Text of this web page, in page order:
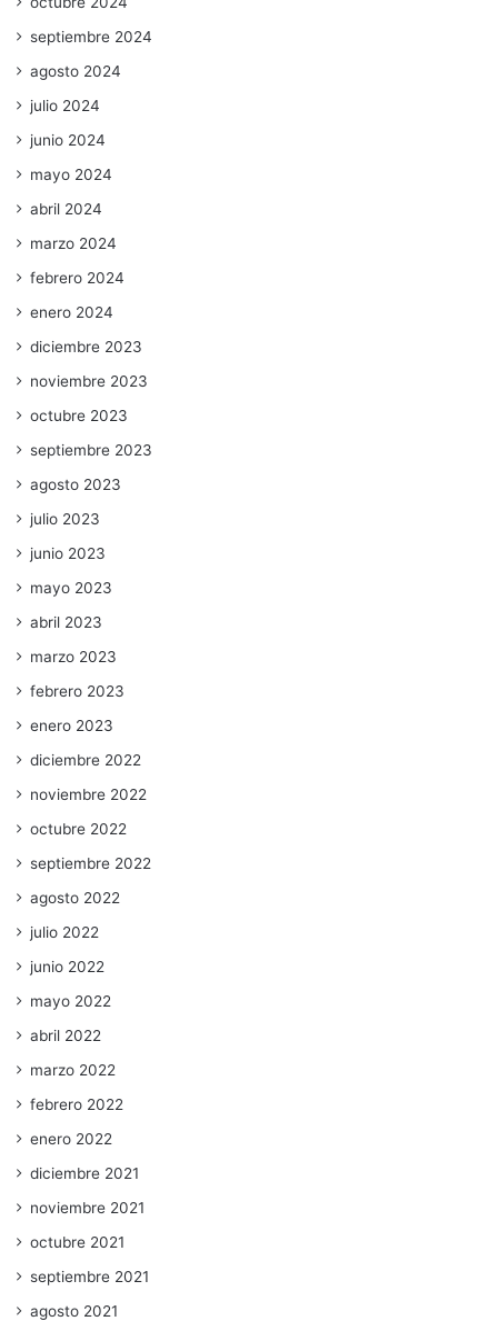
septiembre 2024
agosto 2024
julio 2024
junio 2024
mayo 2024
abril 2024
marzo 2024
febrero 2024
enero 2024
diciembre 2023
noviembre 2023
octubre 2023
septiembre 2023
agosto 2023
julio 2023
junio 2023
mayo 2023
abril 2023
marzo 2023
febrero 2023
enero 2023
diciembre 2022
noviembre 2022
octubre 2022
septiembre 2022
agosto 2022
julio 2022
junio 2022
mayo 2022
abril 2022
marzo 2022
febrero 2022
enero 2022
diciembre 2021
noviembre 2021
octubre 2021
septiembre 2021
agosto 2021